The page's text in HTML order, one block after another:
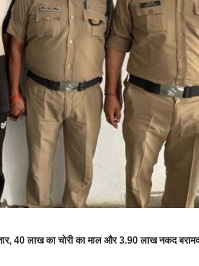
40 लाख का चोरी का माल और 3.90 लाख नकद